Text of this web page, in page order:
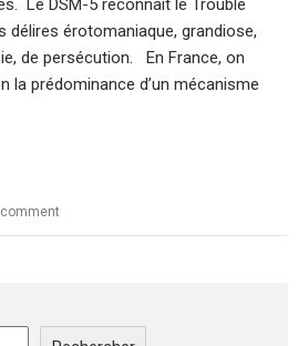
délires érotomaniaque, grandiose,
de persécution. En France, on
la prédominance d’un mécanisme